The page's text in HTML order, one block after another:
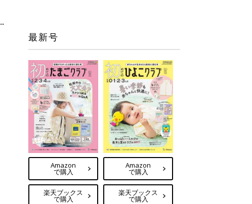
最新号
Amazon
で購入
楽天ブックス
で購入
Amazon
で購入
楽天ブックス
で購入